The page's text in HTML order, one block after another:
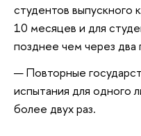
студентов выпускного
10 месяцев и для
позднее чем через два
Повторные
испытания для одного
более двух раз.